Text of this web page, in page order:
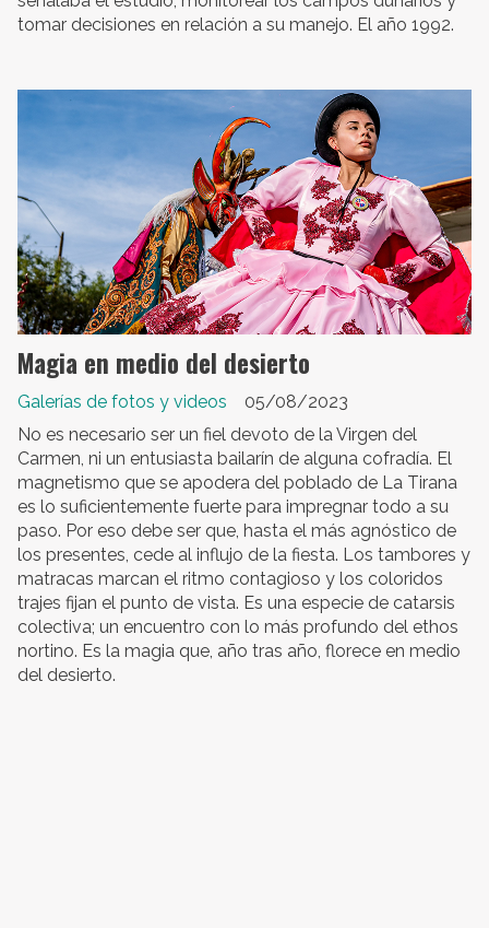
tomar decisiones en relación a su manejo. El año 1992.
Magia en medio del desierto
Galerías de fotos y videos
05/08/2023
No es necesario ser un fiel devoto de la Virgen del
Carmen, ni un entusiasta bailarín de alguna cofradía. El
magnetismo que se apodera del poblado de La Tirana
es lo suficientemente fuerte para impregnar todo a su
paso. Por eso debe ser que, hasta el más agnóstico de
los presentes, cede al influjo de la fiesta. Los tambores y
matracas marcan el ritmo contagioso y los coloridos
trajes fijan el punto de vista. Es una especie de catarsis
colectiva; un encuentro con lo más profundo del ethos
nortino. Es la magia que, año tras año, florece en medio
del desierto.